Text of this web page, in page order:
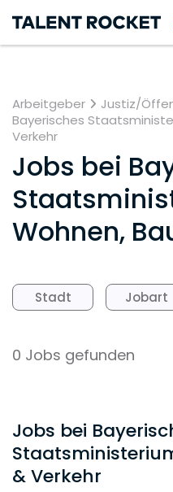
Arbeitgeber
Justiz/
Bayerisches
Verkehr
Jobs bei
Wohnen,
Stadt Jobart
0 Jobs gefunden
Jobs bei
& Verkehr